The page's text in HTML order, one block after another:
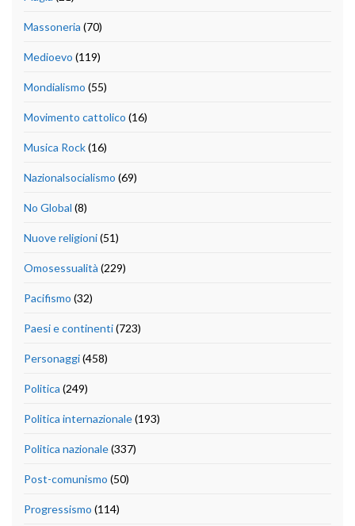
Massoneria (70)
Medioevo (119)
Mondialismo (55)
Movimento cattolico (16)
Musica Rock(16)
Nazionalsocialismo (69)
No Global (8)
Nuove religioni(51)
Omosessualità (229)
Pacifismo (32)
Paesi e continenti(723)
Personaggi(458)
Politica (249)
Politica internazionale(193)
Politica nazionale(337)
Post-comunismo (50)
Progressismo (114)